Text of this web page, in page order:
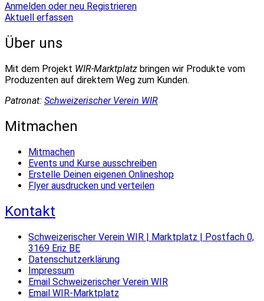
Anmelden oder neu Registrieren
Aktuell erfassen
Über uns
Mit dem Projekt WIR-Marktplatz bringen wir Produkte vom
Produzenten auf direktem Weg zum Kunden.
Patronat: Schweizerischer Verein WIR
Mitmachen
Mitmachen
Events und Kurse ausschreiben
Erstelle Deinen eigenen Onlineshop
Flyer ausdrucken und verteilen
Kontakt
Schweizerischer Verein WIR | Marktplatz | Postfach 0,
3169 Eriz BE
Datenschutzerklärung
Impressum
Email Schweizerischer Verein WIR
Email WIR-Marktplatz